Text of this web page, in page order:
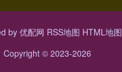
by 优配网 RSS地图 HTML地图
Copyright © 2023-2026